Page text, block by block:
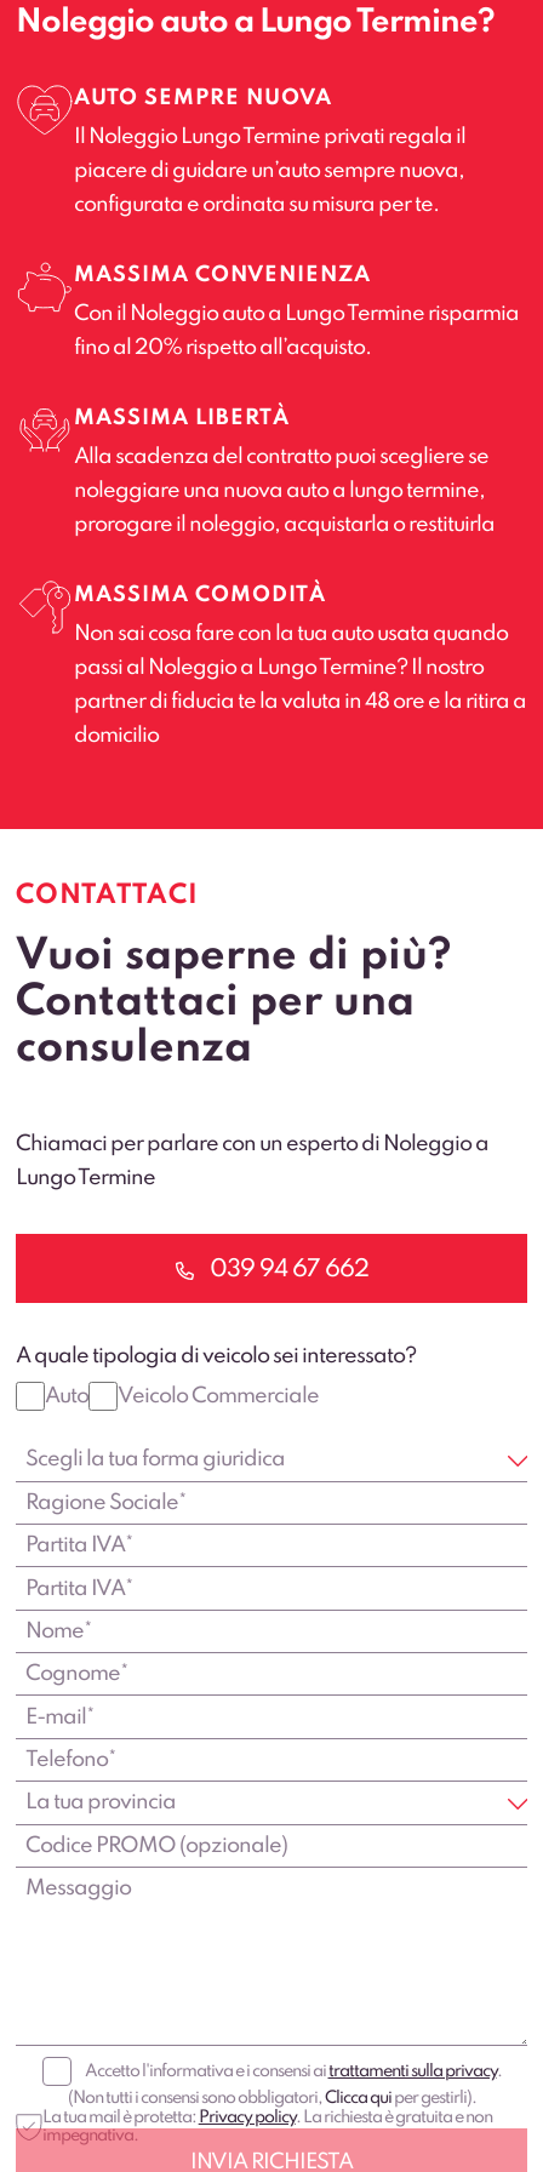
Noleggio auto a Lungo Termine?
AUTO SEMPRE NUOVA
Il Noleggio Lungo Termine privati regala il
piacere di guidare un’auto sempre nuova,
configurata e ordinata su misura per te.
MASSIMA CONVENIENZA
Con il Noleggio auto a Lungo Termine risparmia
fino al 20% rispetto all’acquisto.
MASSIMA LIBERTÀ
Alla scadenza del contratto puoi scegliere se
noleggiare una nuova auto a lungo termine,
prorogare il noleggio, acquistarla o restituirla
MASSIMA COMODITÀ
Non sai cosa fare con la tua auto usata quando
passi al Noleggio a Lungo Termine? Il nostro
partner di fiducia te la valuta in 48 ore e la ritira a
domicilio
CONTATTACI
Vuoi saperne di più?
Contattaci per una
consulenza
Chiamaci per parlare con un esperto di Noleggio a
Lungo Termine
039 94 67 662
A quale tipologia di veicolo sei interessato?
Auto
Veicolo Commerciale
Accetto l'informativa e i consensi aitrattamenti sulla privacy.
(Non tutti i consensi sono obbligatori,Clicca quiper gestirli).
La tua mail è protetta: Privacy policy. La richiesta è gratuita e non
impegnativa.